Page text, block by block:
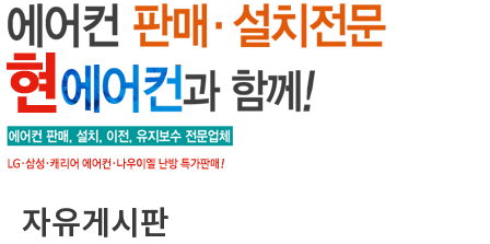
너
뛰
기
자유게시판